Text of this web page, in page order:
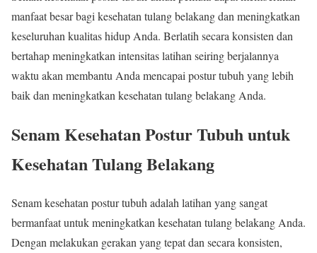
manfaat besar bagi kesehatan tulang belakang dan meningkatkan
keseluruhan kualitas hidup Anda. Berlatih secara konsisten dan
bertahap meningkatkan intensitas latihan seiring berjalannya
waktu akan membantu Anda mencapai postur tubuh yang lebih
baik dan meningkatkan kesehatan tulang belakang Anda.
Senam Kesehatan Postur Tubuh untuk
Kesehatan Tulang Belakang
Senam kesehatan postur tubuh adalah latihan yang sangat
bermanfaat untuk meningkatkan kesehatan tulang belakang Anda.
Dengan melakukan gerakan yang tepat dan secara konsisten,